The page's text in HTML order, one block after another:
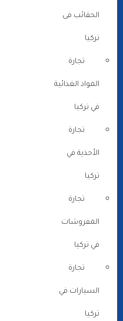
الحقائب فى
تركيا
تجارة
المواد الغذائية
في تركيا
تجارة
الأحذية في
تركيا
تجارة
المفروشات
في تركيا
تجارة
السيارات في
تركيا